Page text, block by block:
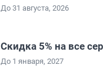
До 31 августа, 2026
Скидка 5% на все
До 1 января, 2027